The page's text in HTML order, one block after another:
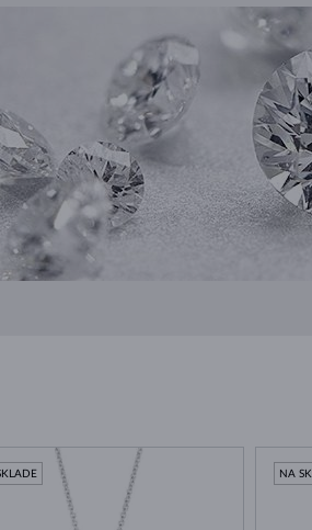
NA